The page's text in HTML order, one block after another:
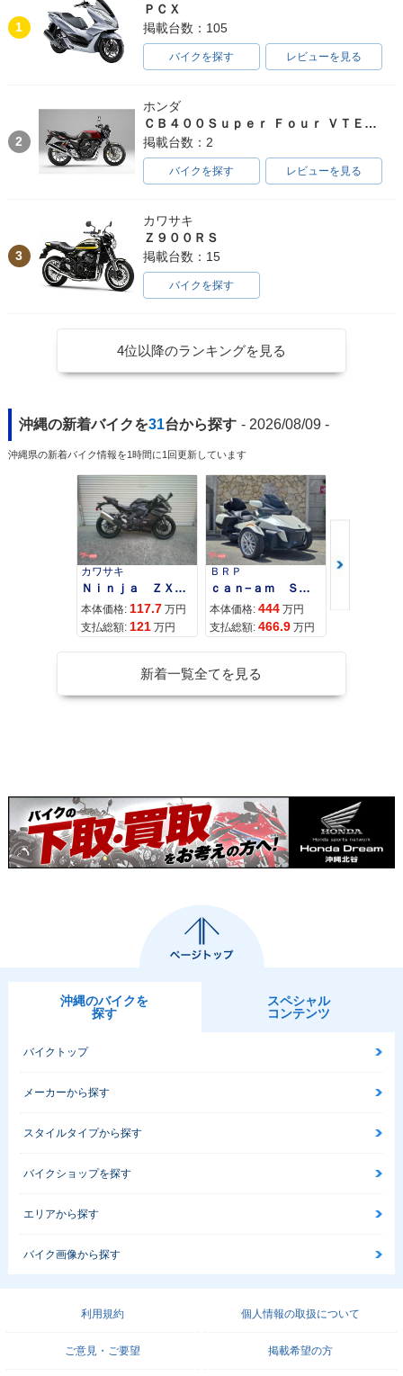
1
ＰＣＸ
掲載台数：105
バイクを探す レビューを見る
2
ホンダ
ＣＢ４００Ｓｕｐｅｒ Ｆｏｕｒ ＶＴＥＣ ＳＰＥＣ３
掲載台数：2
バイクを探す レビューを見る
3
カワサキ
Ｚ９００ＲＳ
掲載台数：15
バイクを探す
4位以降のランキングを見る
沖縄の新着バイクを31台から探す - 2026/08/09 -
沖縄県の新着バイク情報を1時間に1回更新しています
カワサキ
Ｎｉｎｊａ ＺＸ−４Ｒ ＳＥ
本体価格: 117.7 万円
支払総額: 121 万円
ＢＲＰ
ｃａｎ−ａｍ ＳＰＹＤＥＲ ＲＴ ＬＩＭＩＴＥＤ
本体価格: 444 万円
支払総額: 466.9 万円
スズキ
本体価格:
新着一覧全てを見る
沖縄のバイクを
探す
スペシャル
コンテンツ
バイクトップ
メーカーから探す
スタイルタイプから探す
バイクショップを探す
エリアから探す
バイク画像から探す
利用規約 個人情報の取扱について
ご意見・ご要望 掲載希望の方